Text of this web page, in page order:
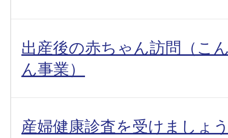
出産後の赤ちゃん訪問（こ
ん事業）
産婦健康診査を受けましょ